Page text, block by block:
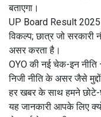
बताएगा।
UP Board Result 2025
विकल्प; छात्र जो सरकारी
असर करता है।
OYO की नई चेक-इन नीति
निजी नीति के असर जैसे
हर खबर के साथ हमने
यह जानकारी आपके लिए